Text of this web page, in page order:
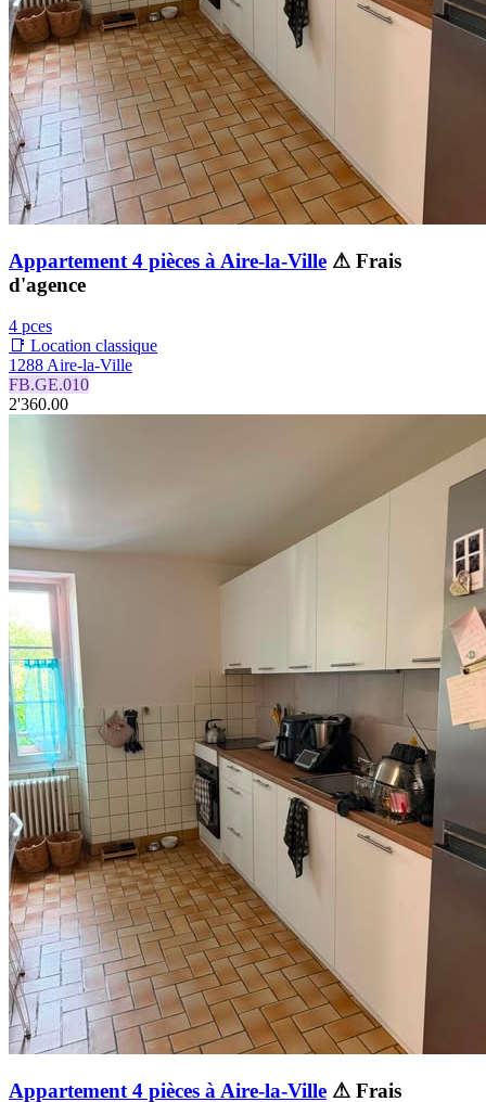
Appartement 4 pièces à Aire-la-Ville ⚠ Frais
d'agence
4 pces
📑 Location classique
1288 Aire-la-Ville
FB.GE.010
2'360.00
Appartement 4 pièces à Aire-la-Ville ⚠ Frais